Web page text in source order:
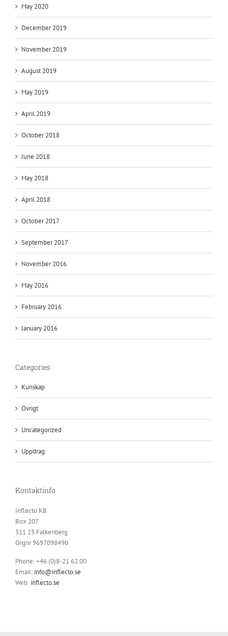
May 2020
December 2019
November 2019
August 2019
May 2019
April 2019
October 2018
June 2018
May 2018
April 2018
October 2017
September 2017
November 2016
May 2016
February 2016
January 2016
Categories
Kunskap
Övrigt
Uncategorized
Uppdrag
Kontaktinfo
Inflecto KB
Box 207
311 23 Falkenberg
Orgnr 9697098490
Phone: +46 (0)8-21 62 00
Email: info@inflecto.se
Web: inflecto.se